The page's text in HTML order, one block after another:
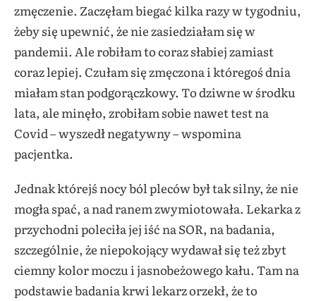
zmęczenie. Zaczęłam biegać kilka razy w tygodniu,
żeby się upewnić, że nie zasiedziałam się w
pandemii. Ale robiłam to coraz słabiej zamiast
coraz lepiej. Czułam się zmęczona i któregoś dnia
miałam stan podgorączkowy. To dziwne w środku
lata, ale minęło, zrobiłam sobie nawet test na
Covid – wyszedł negatywny – wspomina
pacjentka.
Jednak którejś nocy ból pleców był tak silny, że nie
mogła spać, a nad ranem zwymiotowała. Lekarka z
przychodni poleciła jej iść na SOR, na badania,
szczególnie, że niepokojący wydawał się też zbyt
ciemny kolor moczu i jasnobeżowego kału. Tam na
podstawie badania krwi lekarz orzekł, że to